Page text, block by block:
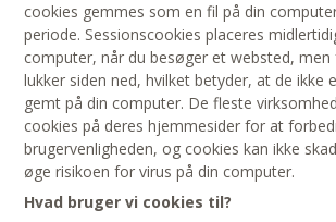
cookies gemmes som en fil på din
periode. Sessionscookies placeres
computer, når du besøger et websted, men
lukker siden ned, hvilket betyder, at de ikke
gemt på din computer. De fleste
cookies på deres hjemmesider for at
brugervenligheden, og cookies kan ikke
øge risikoen for virus på din computer.
Hvad bruger vi cookies til?